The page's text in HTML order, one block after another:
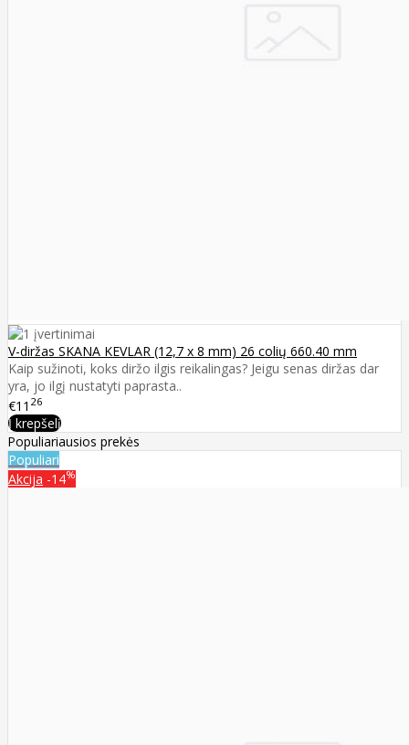
V-diržas SKANA KEVLAR (12,7 x 8 mm) 26 colių 660.40 mm
Kaip sužinoti, koks diržo ilgis reikalingas? Jeigu senas diržas dar
yra, jo ilgį nustatyti paprasta..
€11 26
Į krepšelį
Populiariausios prekės
Populiari
Akcija -14%